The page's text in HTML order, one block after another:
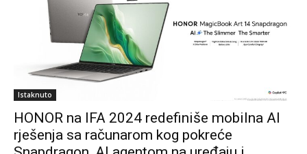
Istaknuto
HONOR na IFA 2024 redefiniše mobilna AI
rješenja sa računarom kog pokreće